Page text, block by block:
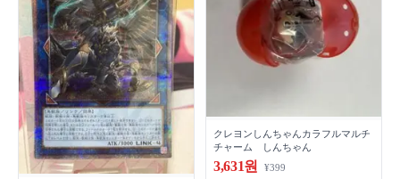
クレヨンしんちゃんカラフルマルチ
チャーム しんちゃん
3,631원 ¥399